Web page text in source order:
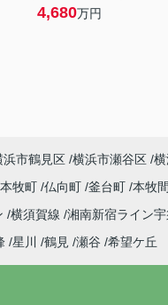
4,680万円
浜市鶴見区 横浜市瀬谷区
本牧町 仏向町 釜台町 本牧
横須賀線 湘南新宿ライン
星川 鶴見 瀬谷 希望ケ丘